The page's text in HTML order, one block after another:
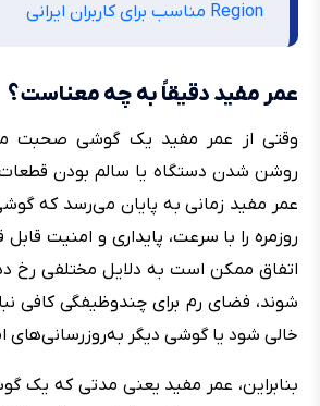
Region مناسب برای کاربران ایرانی
عمر مفید دقیقاً به چه معناست؟
وقتی از عمر مفید یک گوشی صحبت
روشن شدن دستگاه یا سالم بودن
عمر مفید زمانی به پایان می‌رسد که
روزمره را با سرعت، پایداری و امنیت
اتفاق ممکن است به دلایل مختلفی رخ
شوند، فضای رم برای چندوظیفگی کافی
خالی شود یا گوشی دیگر به‌روزرسانی‌های
بنابراین، عمر مفید یعنی مدتی که یک